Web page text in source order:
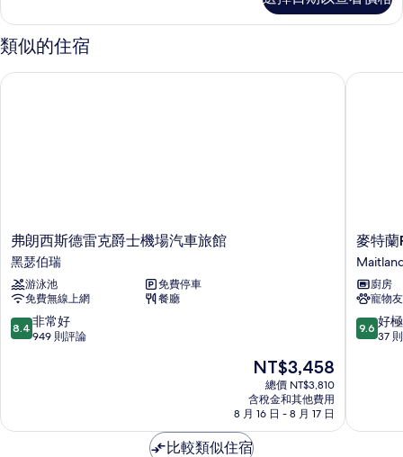
(Not
Pet
的
1
Queen
Bed,
Non
Smoking
類似的住宿
弗
朗
西
斯
德
雷
克
車
弗朗西斯德雷克爵士機場汽車旅館
黑瑟伯瑞
游泳池
免費停車
免費無線上網
餐廳
8.4
分，
常
8.4 非常好
949 則評論
現
價
格
為
NT$3,458
NT$3,458
總價 NT$3,810
含稅金和其他費用
8 月 16 日 - 8 月 17 日
弗朗西斯德雷克爵士機場汽車旅館
麥
特
蘭
Punthill
飯
店
麥特
廚房
寵物
9.6
分，
極
9.6 好
37
麥特蘭
比較類似住宿